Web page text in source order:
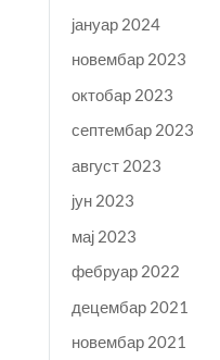
јануар 2024
новембар 2023
октобар 2023
септембар 2023
август 2023
јун 2023
мај 2023
фебруар 2022
децембар 2021
новембар 2021